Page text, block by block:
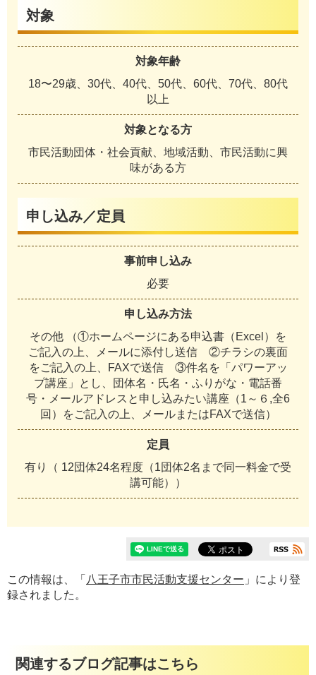
対象
対象年齢
18〜29歳、30代、40代、50代、60代、70代、80代
以上
対象となる方
市民活動団体・社会貢献、地域活動、市民活動に興
味がある方
申し込み／定員
事前申し込み
必要
申し込み方法
その他 （①ホームページにある申込書（Excel）を
ご記入の上、メールに添付し送信 ②チラシの裏面
をご記入の上、FAXで送信 ③件名を「パワーアッ
プ講座」とし、団体名・氏名・ふりがな・電話番
号・メールアドレスと申し込みたい講座（1～６,全6
回）をご記入の上、メールまたはFAXで送信）
定員
有り（ 12団体24名程度（1団体2名まで同一料金で受
講可能））
この情報は、「 八王子市市民活動支援センター 」により登
録されました。
関連するブログ記事はこちら